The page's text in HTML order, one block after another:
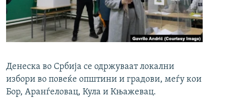
Денеска во Србија се одржуваат локални
избори во повеќе општини и градови, меѓу кои
Бор, Аранѓеловац, Кула и Књажевац.